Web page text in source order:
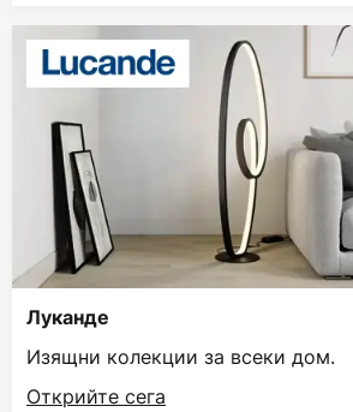
Луканде
Изящни колекции за всеки дом.
Открийте сега